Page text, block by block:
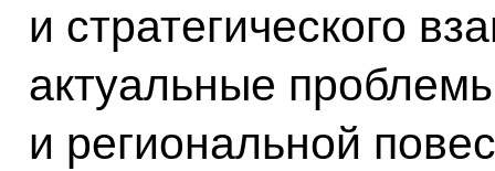
и стратегического
актуальные
и региональной